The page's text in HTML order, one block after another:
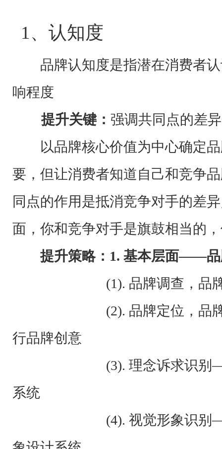
1、认知度
品牌认知度是指潜在消费者认
响程度
提升关键： 强调共同点的差
以品牌核心价值为中心确定品
要，但让消费者知道自己和竞争
同点的作用是抵消竞争对手的差
面，你和竞争对手是旗鼓相当的
提升策略： 1. 基本层面——品
(1). 品牌调查，品牌分析
(2). 品牌定位，品牌文化
行品牌创意
(3). 理念诉求识别——梳理
系统
(4). 视觉形象识别——设计